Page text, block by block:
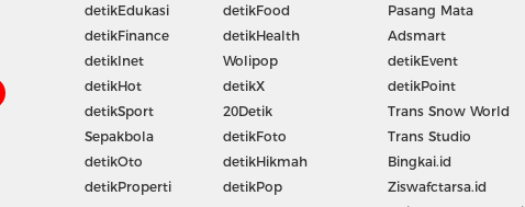
detikEdukasi
detikFinance
detikInet
detikHot
detikSport
Sepakbola
detikOto
detikProperti
detikFood
detikHealth
Wolipop
detikX
20Detik
detikFoto
detikHikmah
detikPop
Pasang Mata
Adsmart
detikEvent
detikPoint
Trans Snow World
Trans Studio
Bingkai.id
Ziswafctarsa.id